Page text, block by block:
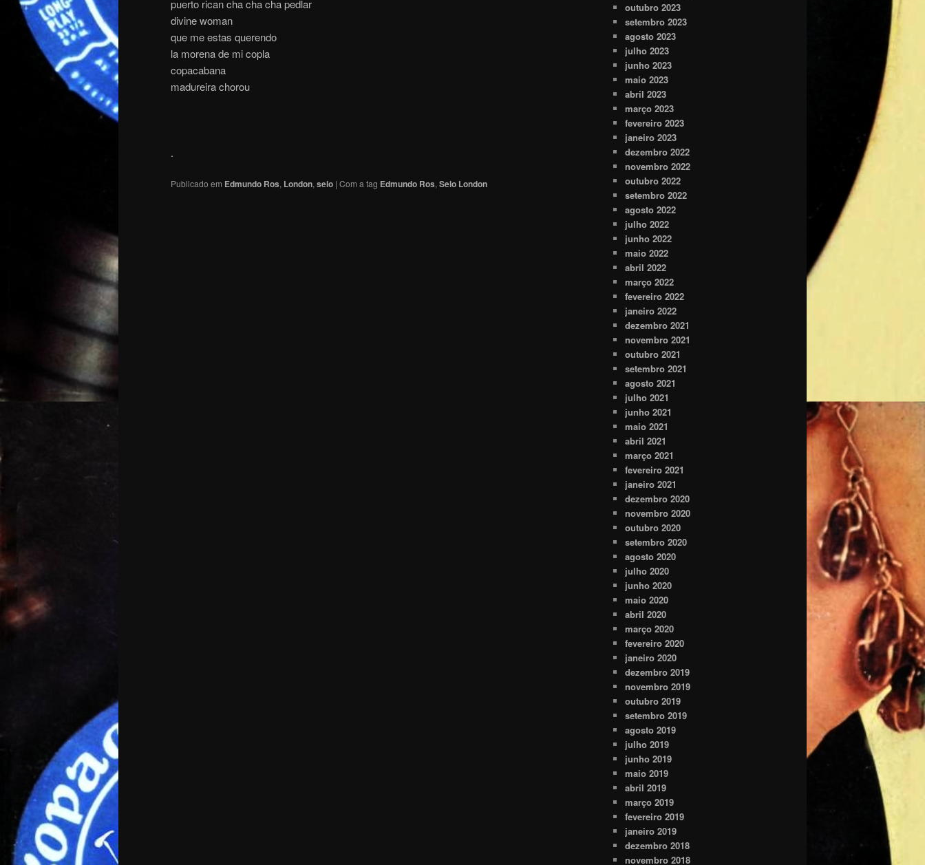
puerto rican cha cha cha pedlar
divine woman
que me estas querendo
la morena de mi copla
copacabana
madureira chorou
.
Publicado em Edmundo Ros, London, selo | Com a tag Edmundo Ros, Selo London
outubro 2023
setembro 2023
agosto 2023
julho 2023
junho 2023
maio 2023
abril 2023
março 2023
fevereiro 2023
janeiro 2023
dezembro 2022
novembro 2022
outubro 2022
setembro 2022
agosto 2022
julho 2022
junho 2022
maio 2022
abril 2022
março 2022
fevereiro 2022
janeiro 2022
dezembro 2021
novembro 2021
outubro 2021
setembro 2021
agosto 2021
julho 2021
junho 2021
maio 2021
abril 2021
março 2021
fevereiro 2021
janeiro 2021
dezembro 2020
novembro 2020
outubro 2020
setembro 2020
agosto 2020
julho 2020
junho 2020
maio 2020
abril 2020
março 2020
fevereiro 2020
janeiro 2020
dezembro 2019
novembro 2019
outubro 2019
setembro 2019
agosto 2019
julho 2019
junho 2019
maio 2019
abril 2019
março 2019
fevereiro 2019
janeiro 2019
dezembro 2018
novembro 2018